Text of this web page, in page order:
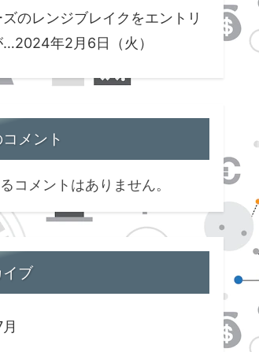
のレンジブレイクをエントリ
…2024年2月6日（火）
メント
コメントはありません。
イブ